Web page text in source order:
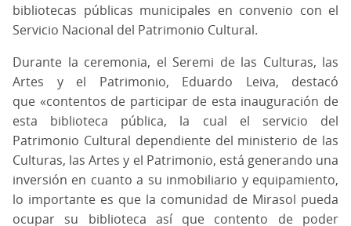
bibliotecas públicas municipales en convenio con el
Servicio Nacional del Patrimonio Cultural.
Durante la ceremonia, el Seremi de las Culturas, las
Artes y el Patrimonio, Eduardo Leiva, destacó
que «contentos de participar de esta inauguración de
esta biblioteca pública, la cual el servicio del
Patrimonio Cultural dependiente del ministerio de las
Culturas, las Artes y el Patrimonio, está generando una
inversión en cuanto a su inmobiliario y equipamiento,
lo importante es que la comunidad de Mirasol pueda
ocupar su biblioteca así que contento de poder